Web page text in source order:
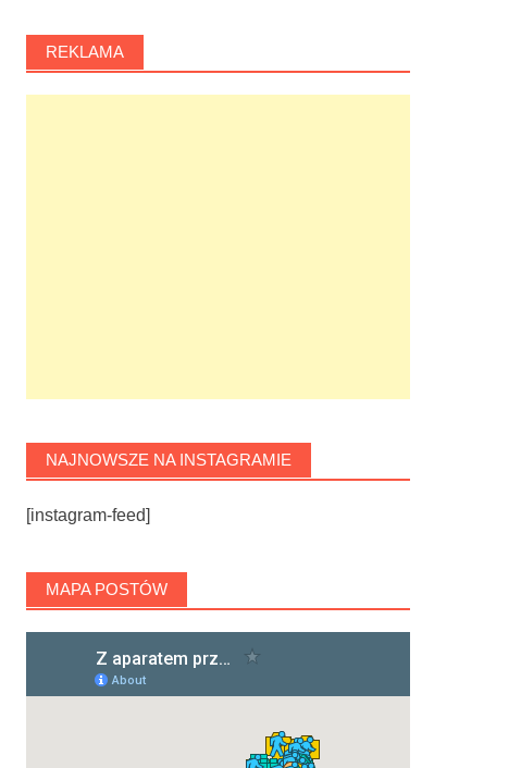
REKLAMA
NAJNOWSZE NA INSTAGRAMIE
[instagram-feed]
MAPA POSTÓW